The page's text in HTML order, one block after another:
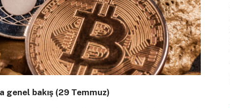
genel bakış (29 Temmuz)